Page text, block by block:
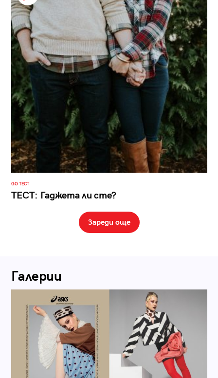
GO ТЕСТ
ТЕСТ: Гаджета ли сте?
Зареди още
Галерии